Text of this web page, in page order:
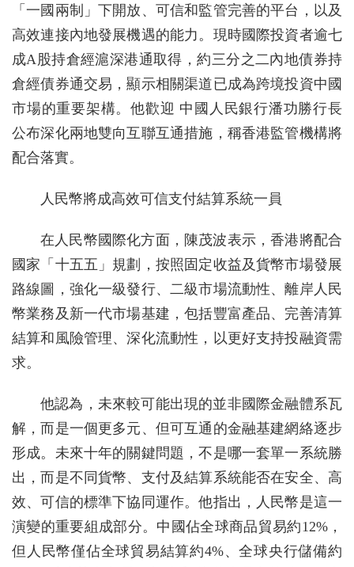
「一國兩制」下開放、可信和監管完善的平台，以及
高效連接內地發展機遇的能力。現時國際投資者逾七
成A股持倉經滬深港通取得，約三分之二內地債券持
倉經債券通交易，顯示相關渠道已成為跨境投資中國
市場的重要架構。他歡迎 中國人民銀行潘功勝行長
公布深化兩地雙向互聯互通措施，稱香港監管機構將
配合落實。
人民幣將成高效可信支付結算系統一員
在人民幣國際化方面，陳茂波表示，香港將配合
國家「十五五」規劃，按照固定收益及貨幣市場發展
路線圖，強化一級發行、二級市場流動性、離岸人民
幣業務及新一代市場基建，包括豐富產品、完善清算
結算和風險管理、深化流動性，以更好支持投融資需
求。
他認為，未來較可能出現的並非國際金融體系瓦
解，而是一個更多元、但可互通的金融基建網絡逐步
形成。未來十年的關鍵問題，不是哪一套單一系統勝
出，而是不同貨幣、支付及結算系統能否在安全、高
效、可信的標準下協同運作。他指出，人民幣是這一
演變的重要組成部分。中國佔全球商品貿易約12%，
但人民幣僅佔全球貿易結算約4%、全球央行儲備約